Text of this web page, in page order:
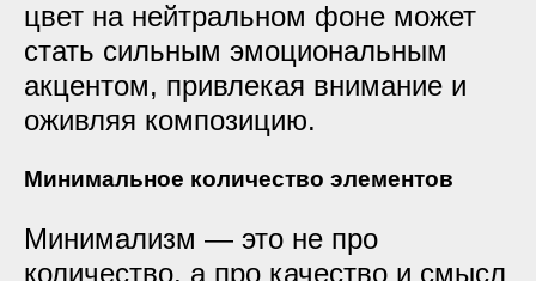
цвет на нейтральном фоне может
стать сильным эмоциональным
акцентом, привлекая внимание и
оживляя композицию.
Минимальное количество элементов
Минимализм — это не про
количество, а про качество и смысл